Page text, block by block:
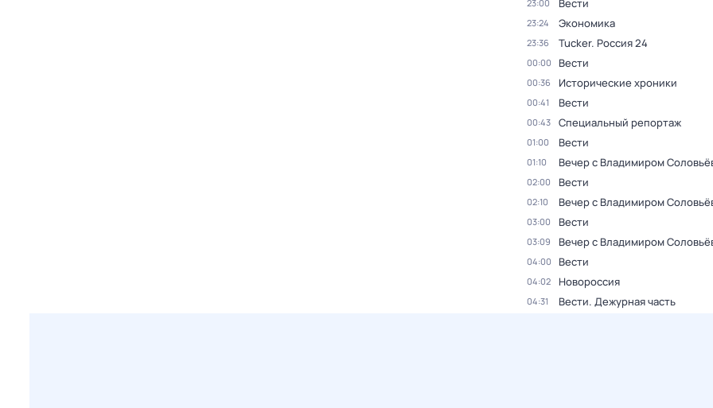
23:00 Вести
23:24 Экономика
23:36 Tucker. Россия 24
00:00 Вести
00:36 Исторические хроники
00:41 Вести
00:43 Специальный репортаж
01:00 Вести
01:10 Вечер с Владимиром
02:00 Вести
02:10 Вечер с Владимиром
03:00 Вести
03:09 Вечер с Владимиром
04:00 Вести
04:02 Новороссия
04:31 Вести. Дежурная часть